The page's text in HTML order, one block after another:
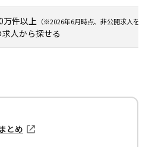
万件以上 （※2026年6月時点、非公開求人を含む）
求人から探せる
とめ